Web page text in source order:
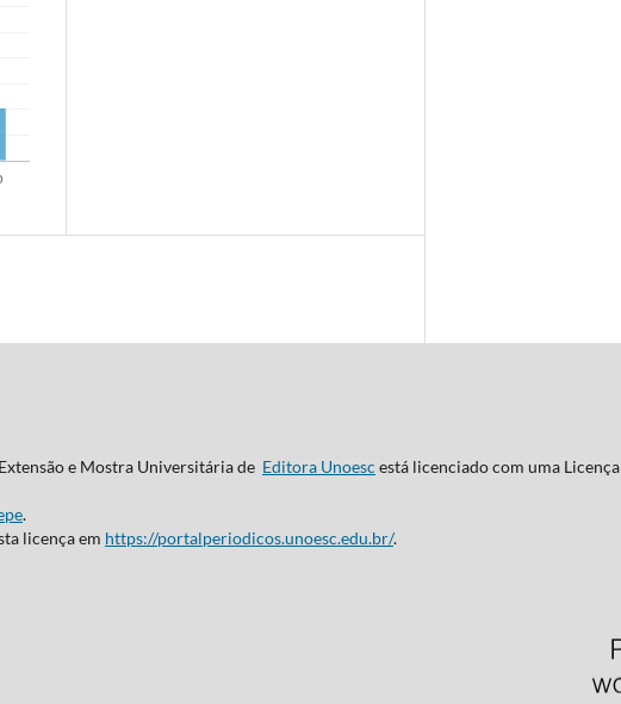
e Mostra Universitária de Editora Unoesc está licenciado com uma Licença
.
licença em https://portalperiodicos.unoesc.edu.br/.